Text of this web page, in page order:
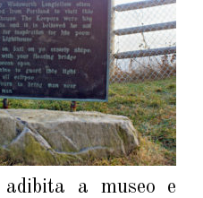
a museo e